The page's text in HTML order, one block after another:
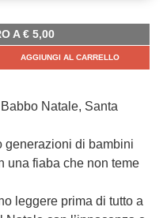
A€ 5,00
AGGIUNGI AL CARRELLO
Natale, Santa
generazioni di bambini
una fiaba che non teme
leggere prima di tutto a